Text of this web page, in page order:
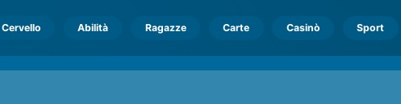
Cervello Abilità Ragazze Carte Casinò Sport